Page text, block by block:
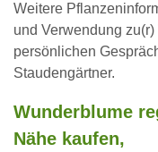
Weitere
und Verwendung zu(r)
persönlichen
Staudengärtner.
Wunderblume
Nähe kaufen,